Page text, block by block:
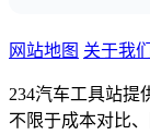
网站地图 关于我们
234汽车工具站提
不限于成本对比